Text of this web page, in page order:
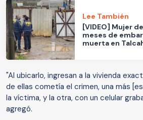
Lee También
[VIDEO] Mujer
meses de
muerta en
"Al ubicarlo, ingresan a la vivienda
de ellas cometía el crimen, una más
la víctima, y la otra, con un celular
agregó.